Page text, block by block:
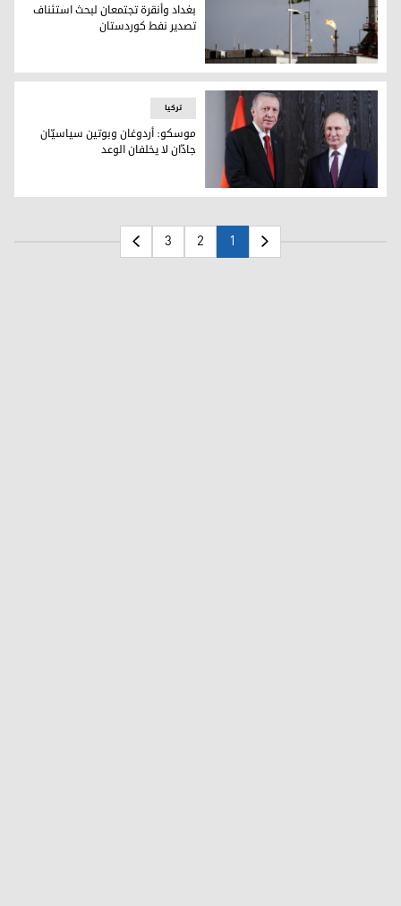
بغداد وأنقرة تجتمعان لبحث استئناف تصدير نفط كوردستان
بغداد وأنقرة تجتمعان لبحث استئناف
تصدير نفط كوردستان
الرئيسان الروسي فلاديمير بوتين والتركي رجب طيب أردوغان
ترکیا
موسكو: أردوغان وبوتين سياسيّان
جادّان لا يخلفان الوعد
1
2
3